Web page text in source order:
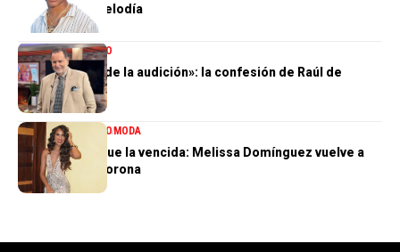
de Dalvin La Melodía
ENTRETENIMIENTO
«Perdí el 85 % de la audición»: la confesión de Raúl de
Molina
ENTRETENIMIENTOMODA
La tercera no fue la vencida: Melissa Domínguez vuelve a
quedar sin la corona